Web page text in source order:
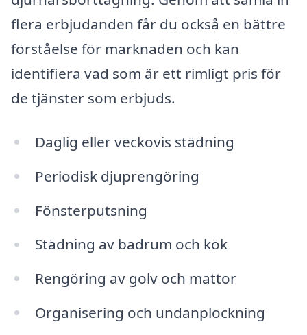
flera erbjudanden får du också en bättre
förståelse för marknaden och kan
identifiera vad som är ett rimligt pris för
de tjänster som erbjuds.
Daglig eller veckovis städning
Periodisk djuprengöring
Fönsterputsning
Städning av badrum och kök
Rengöring av golv och mattor
Organisering och undanplockning